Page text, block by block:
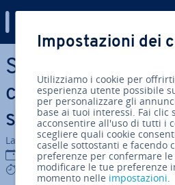
Vai al contenuto prin­ci­pa­le
Sicurezza degli
come
si­ti­vi finali
La redazione di IONOS
10 dic 2024
9 mins
Impostazioni dei
Utilizziamo i cookie per
esperienza utente possibile
per personalizzare gli
base ai tuoi interessi. Fai clic
acconsentire all'uso di tutti i
scegliere quali cookie
caselle sottostanti e facendo
preferenze per confermare le
modificare le tue preferenze
momento nelle impostazioni.